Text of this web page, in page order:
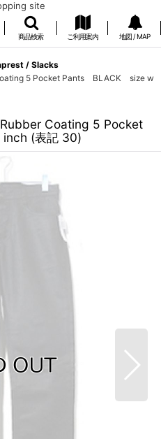
site
商品検索 ご利用案内 地図 / MAP
/ Slacks
5 Pocket Pants BLACK size w
Coating 5 Pocket
(表記 30)